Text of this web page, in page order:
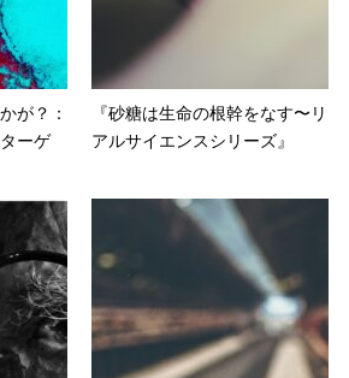
が？：
ーゲ
『砂糖は生命の根幹をなす〜リ
アルサイエンスシリーズ』